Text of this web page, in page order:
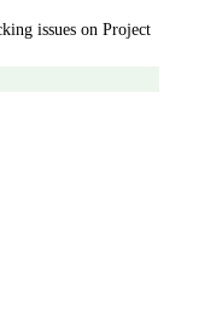
issues on Project